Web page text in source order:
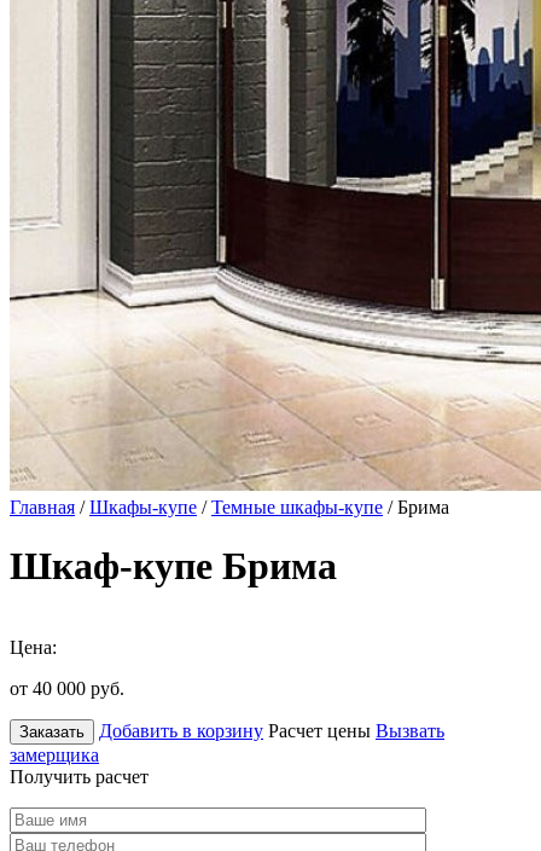
Главная /Шкафы-купе /Темные шкафы-купе / Брима
Шкаф-купе Брима
Цена:
от 40 000 руб.
Заказать Добавить в корзину Расчет цены Вызвать
замерщика
Получить расчет